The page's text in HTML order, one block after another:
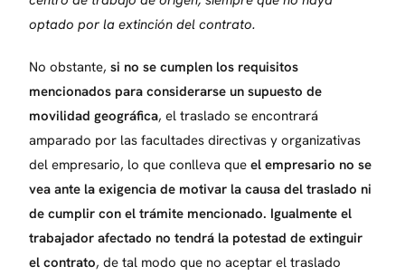
optado por la extinción del contrato.
No obstante,si no se cumplen los requisitos
mencionados para considerarse un supuesto de
movilidad geográfica, el traslado se encontrará
amparado por las facultades directivas y organizativas
del empresario, lo que conlleva queel empresario no se
vea ante la exigencia de motivar la causa del traslado ni
de cumplir con el trámite mencionado. Igualmente el
trabajador afectado no tendrá la potestad de extinguir
el contrato, de tal modo que no aceptar el traslado